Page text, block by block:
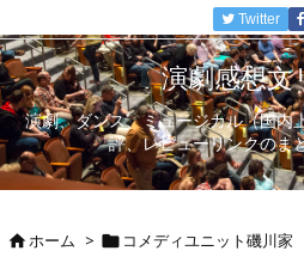
Twitter
演劇感想文
演劇、ダンス、ミュージカル（国内
評、レビューリンクのま
ホーム >  コメディユニット磯川家